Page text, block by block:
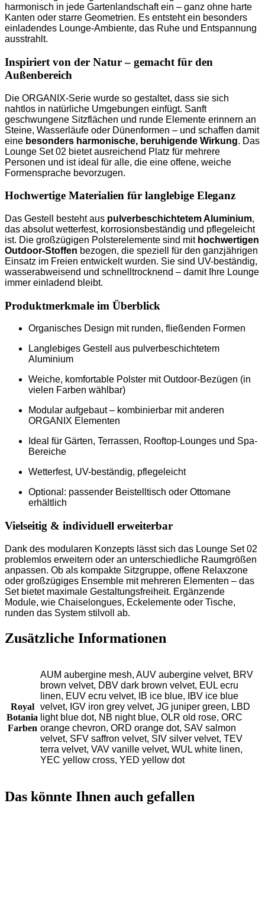
harmonisch in jede Gartenlandschaft ein – ganz ohne harte
Kanten oder starre Geometrien. Es entsteht ein besonders
einladendes Lounge-Ambiente, das Ruhe und Entspannung
ausstrahlt.
Inspiriert von der Natur – gemacht für den
Außenbereich
Die ORGANIX-Serie wurde so gestaltet, dass sie sich
nahtlos in natürliche Umgebungen einfügt. Sanft
geschwungene Sitzflächen und runde Elemente erinnern an
Steine, Wasserläufe oder Dünenformen – und schaffen damit
eine besonders harmonische, beruhigende Wirkung. Das
Lounge Set 02 bietet ausreichend Platz für mehrere
Personen und ist ideal für alle, die eine offene, weiche
Formensprache bevorzugen.
Hochwertige Materialien für langlebige Eleganz
Das Gestell besteht aus pulverbeschichtetem Aluminium,
das absolut wetterfest, korrosionsbeständig und pflegeleicht
ist. Die großzügigen Polsterelemente sind mit hochwertigen
Outdoor-Stoffen bezogen, die speziell für den ganzjährigen
Einsatz im Freien entwickelt wurden. Sie sind UV-beständig,
wasserabweisend und schnelltrocknend – damit Ihre Lounge
immer einladend bleibt.
Produktmerkmale im Überblick
Organisches Design mit runden, fließenden Formen
Langlebiges Gestell aus pulverbeschichtetem
Aluminium
Weiche, komfortable Polster mit Outdoor-Bezügen (in
vielen Farben wählbar)
Modular aufgebaut – kombinierbar mit anderen
ORGANIX Elementen
Ideal für Gärten, Terrassen, Rooftop-Lounges und Spa-
Bereiche
Wetterfest, UV-beständig, pflegeleicht
Optional: passender Beistelltisch oder Ottomane
erhältlich
Vielseitig & individuell erweiterbar
Dank des modularen Konzepts lässt sich das Lounge Set 02
problemlos erweitern oder an unterschiedliche Raumgrößen
anpassen. Ob als kompakte Sitzgruppe, offene Relaxzone
oder großzügiges Ensemble mit mehreren Elementen – das
Set bietet maximale Gestaltungsfreiheit. Ergänzende
Module, wie Chaiselongues, Eckelemente oder Tische,
runden das System stilvoll ab.
Zusätzliche Informationen
Royal
Botania
Farben
AUM aubergine mesh, AUV aubergine velvet, BRV
brown velvet, DBV dark brown velvet, EUL ecru
linen, EUV ecru velvet, IB ice blue, IBV ice blue
velvet, IGV iron grey velvet, JG juniper green, LBD
light blue dot, NB night blue, OLR old rose, ORC
orange chevron, ORD orange dot, SAV salmon
velvet, SFV saffron velvet, SIV silver velvet, TEV
terra velvet, VAV vanille velvet, WUL white linen,
YEC yellow cross, YED yellow dot
Das könnte Ihnen auch gefallen